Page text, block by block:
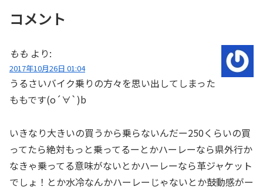
コメント
もも より:
2017年10月26日 01:04
うるさいバイク乗りの方々を思い出してしまった
ももです(o´∀`)b
いきなり大きいの買うから乗らないんだー250くらいの買
ってたら絶対もっと乗ってるーとかハーレーなら県外行か
なきゃ乗ってる意味がないとかハーレーなら革ジャケット
でしょ！とか水冷なんかハーレーじゃないとか鼓動感がー